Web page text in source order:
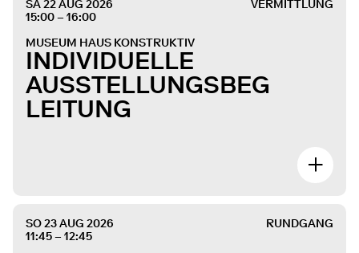
SA 22 AUG 2026
15:00 – 16:00
VERMITTLUNG
MUSEUM HAUS KONSTRUKTIV
INDIVIDUELLE
AUSSTELLUNGSBEG
LEITUNG
SO 23 AUG 2026
11:45 – 12:45
RUNDGANG